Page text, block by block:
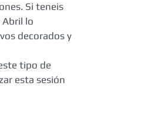
Si teneis
Abril lo
decorados y
tipo de
esta sesión